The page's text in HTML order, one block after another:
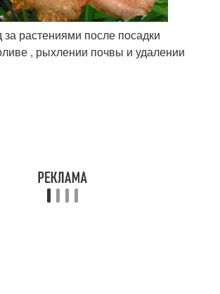
растениями после посадки
, рыхлении почвы и удалении